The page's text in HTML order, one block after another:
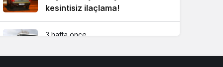
kesintisiz ilaçlama!
3 hafta önce